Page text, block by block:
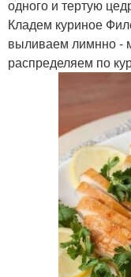
одного и тертую
Кладем куриное
выливаем лимнно -
распределяем по